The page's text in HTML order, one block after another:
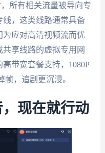
所有相关流量被导向专
，这类线路通常具备
为应对高清视频流而优
享线路的虚拟专用网
带宽套餐支持，1080P
，追剧更沉浸。
现在就行动